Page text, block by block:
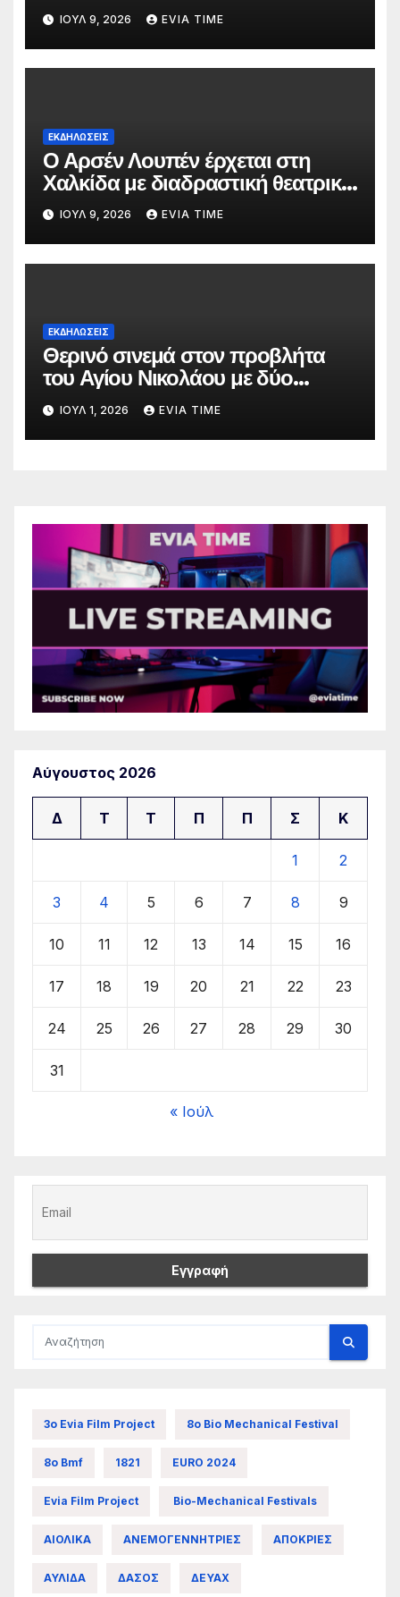
ΙΟΎΛ 9, 2026 EVIA TIME
ΕΚΔΗΛΩΣΕΙΣ
Ο Αρσέν Λουπέν έρχεται στη
Χαλκίδα με διαδραστική θεατρική
παράσταση
ΙΟΎΛ 9, 2026 EVIA TIME
ΕΚΔΗΛΩΣΕΙΣ
Θερινό σινεμά στον προβλήτα
του Αγίου Νικολάου με δύο
οικογενειακές ταινίες
ΙΟΎΛ 1, 2026 EVIA TIME
Αύγουστος 2026
Δ Τ Τ Π Π Σ Κ
1 2
3 4 5 6 7 8 9
10 11 12 13 14 15 16
17 18 19 20 21 22 23
24 25 26 27 28 29 30
31
« Ιούλ
3ο Evia Film Project 8ο Bio Mechanical Festival
8ο Bmf 1821 EURO 2024
Evia Film Project Bio-Mechanical Festivals
ΑΙΟΛΙΚΑ ΑΝΕΜΟΓΕΝΝΗΤΡΙΕΣ ΑΠΟΚΡΙΕΣ
ΑΥΛΙΔΑ ΔΑΣΟΣ ΔΕΥΑΧ